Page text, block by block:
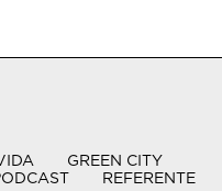
GREEN CITY
REFERENTE